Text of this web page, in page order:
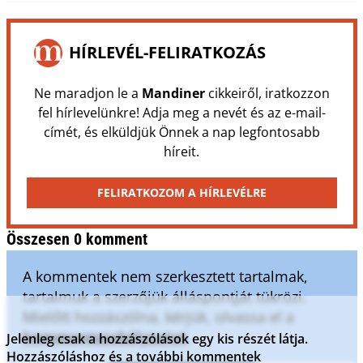
HÍRLEVÉL-FELIRATKOZÁS
Ne maradjon le a Mandinercikkeiről, iratkozzon
fel hírlevelünkre! Adja meg a nevét és az e-mail-
címét, és elküldjük Önnek a nap legfontosabb
híreit.
FELIRATKOZOM A HÍRLEVÉLRE
Összesen 0 komment
A kommentek nem szerkesztett tartalmak,
tartalmuk a szerzőjük álláspontját tükrözi.
Mielőtt hozzászólna, kérjük, olvassa el a
kommentszabályzatot.
Jelenleg csak a hozzászólások egy kis részét látja.
Hozzászóláshoz és a további kommentek